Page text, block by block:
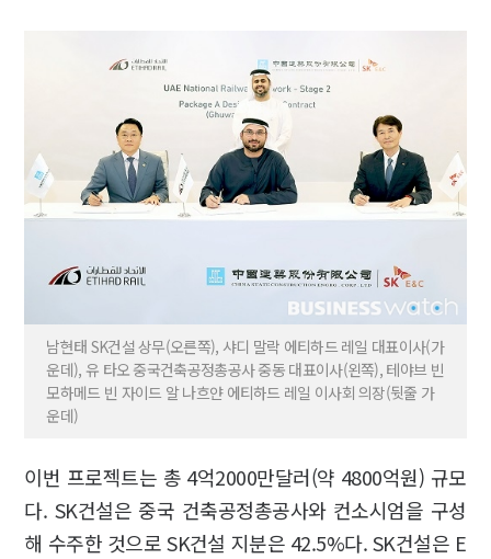
남현태 SK건설 상무(오른쪽), 샤디 말락 에티하드 레일 대표이사(가
운데), 유 타오 중국건축공정총공사 중동 대표이사(왼쪽), 테야브 빈
모하메드 빈 자이드 알 나흐얀 에티하드 레일 이사회 의장(뒷줄 가
운데)
이번 프로젝트는 총 4억2000만달러(약 4800억원) 규모
다. SK건설은 중국 건축공정총공사와 컨소시엄을 구성
해 수주한 것으로 SK건설 지분은 42.5%다. SK건설은 E